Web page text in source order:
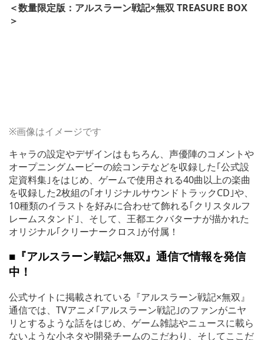
＜数量限定版：アルスラーン戦記×無双 TREASURE BOX
＞
※画像はイメージです
キャラの設定やデザインはもちろん、声優陣のコメントや
オープニングムービーの絵コンテなどを収録した｢公式設
定資料集｣をはじめ、ゲームで使用される40曲以上の楽曲
を収録した2枚組の｢オリジナルサウンドトラックCD｣や、
10種類のイラストを好みに合わせて飾れる｢クリスタルフ
レームスタンド｣、そして、王都エクバターナが描かれた
オリジナル｢クリーナークロス｣が付属！
■『アルスラーン戦記×無双』通信で情報を発信
中！
公式サイトに掲載されている『アルスラーン戦記×無双』
通信では、TVアニメ｢アルスラーン戦記｣のファンがニヤ
リとするような話をはじめ、ゲーム雑誌やニュースに載ら
ないような小ネタや開発チームのこだわり、そしてここだ